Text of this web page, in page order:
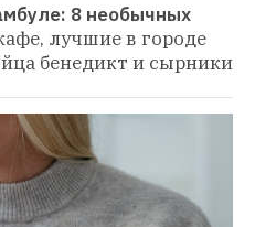
8 необычных
лучшие в городе
бенедикт и сырники